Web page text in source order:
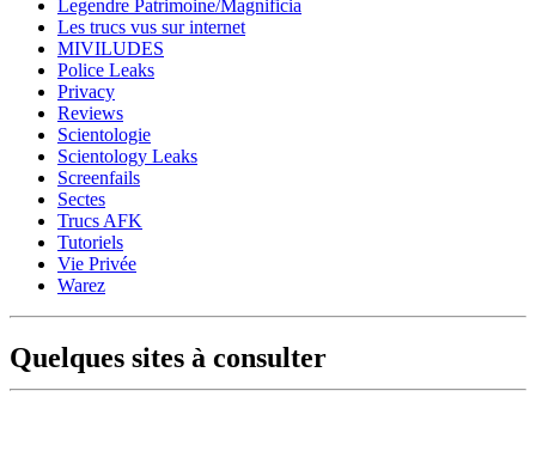
Legendre Patrimoine/Magnificia
Les trucs vus sur internet
MIVILUDES
Police Leaks
Privacy
Reviews
Scientologie
Scientology Leaks
Screenfails
Sectes
Trucs AFK
Tutoriels
Vie Privée
Warez
Quelques sites à consulter